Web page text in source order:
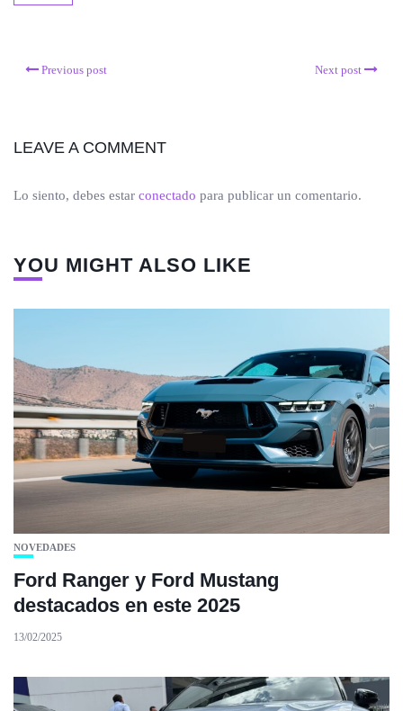
Previous post Next post
LEAVE A COMMENT
Lo siento, debes estar conectado para publicar un comentario.
YOU MIGHT ALSO LIKE
NOVEDADES
Ford Ranger y Ford Mustang
destacados en este 2025
13/02/2025